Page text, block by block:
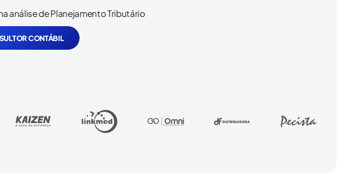
análise de Planejamento Tributário
CONTÁBIL